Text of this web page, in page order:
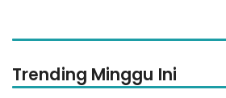
Trending Minggu Ini